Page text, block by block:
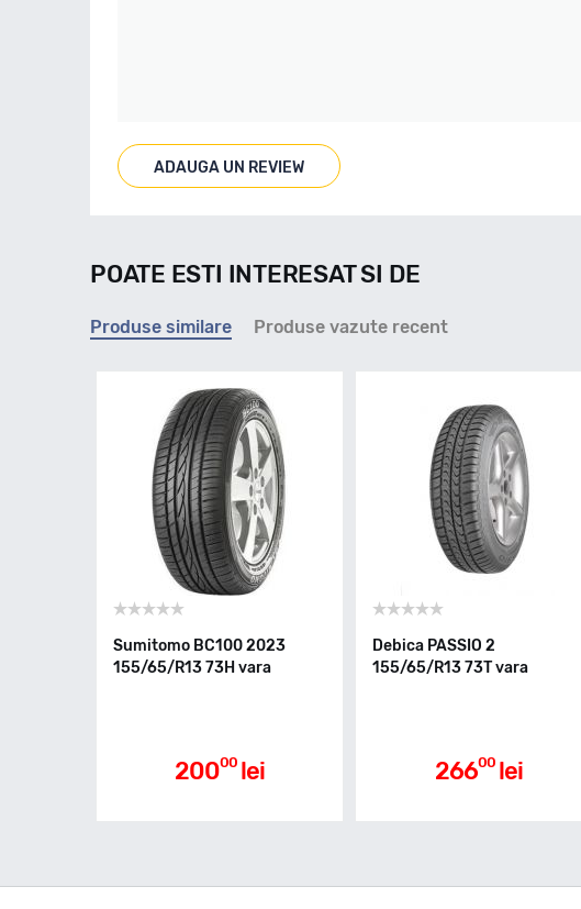
ADAUGA UN REVIEW
POATE ESTI INTERESAT SI DE
Produse similare Produse vazute recent
Sumitomo BC100 2023
155/65/R13 73H vara
20000 lei
Debica PASSIO 2
155/65/R13 73T vara
26600 lei